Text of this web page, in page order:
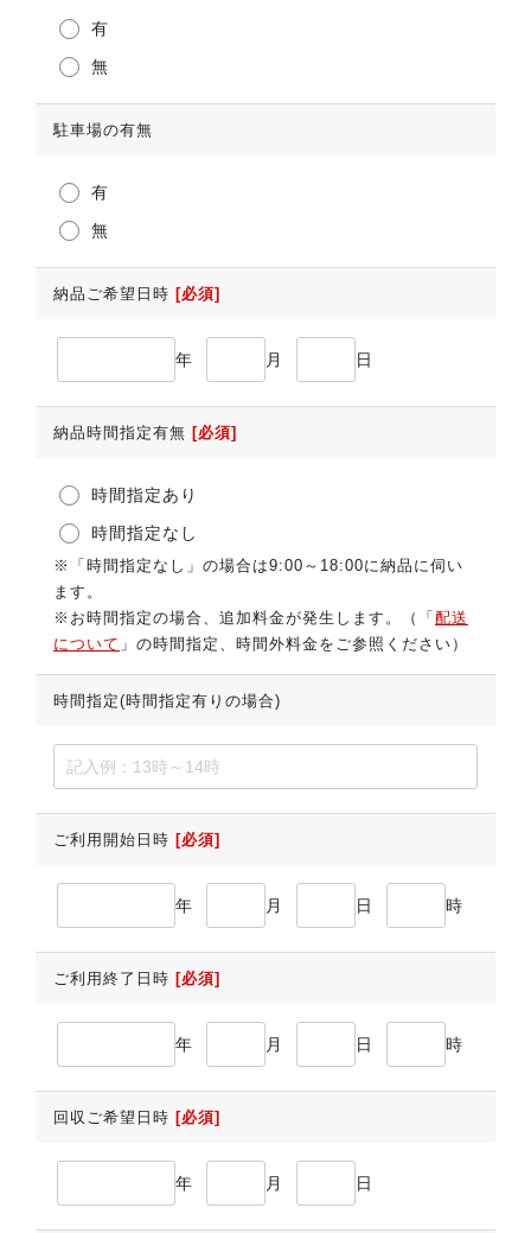
有
無
駐車場の有無
有
無
納品ご希望日時 [必須]
年 月 日
納品時間指定有無 [必須]
時間指定あり
時間指定なし
※「時間指定なし」の場合は9:00～18:00に納品に伺い
ます。
※お時間指定の場合、追加料金が発生します。（「 配送
について 」の時間指定、時間外料金をご参照ください）
時間指定(時間指定有りの場合)
ご利用開始日時 [必須]
年 月 日 時
ご利用終了日時 [必須]
年 月 日 時
回収ご希望日時 [必須]
年 月 日